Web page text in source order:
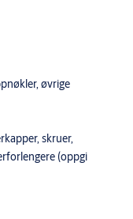
øvrige
skruer,
(oppgi